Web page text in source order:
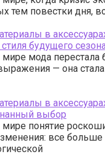
тем повестки дня,
в
будущего
мода перестала
— она
в
выбор
понятие
все